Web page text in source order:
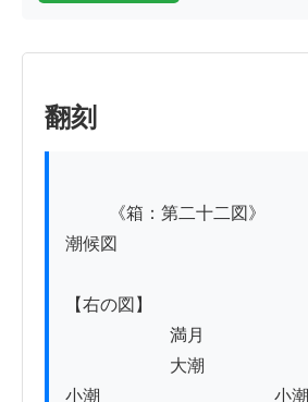
翻刻
潮候図
【右の図】
満月
大潮
小潮　　　　　　　　　　小潮